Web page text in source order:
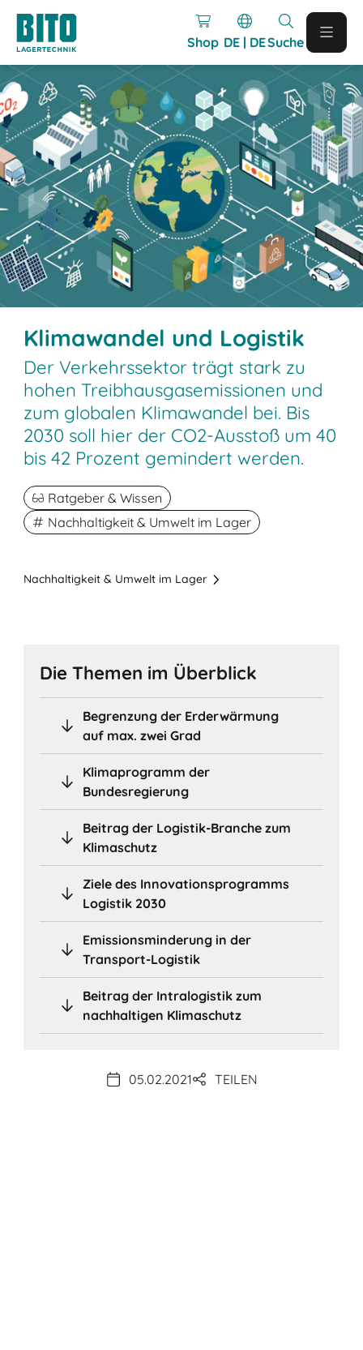
Shop DE | DESuche
Klimawandel und Logistik
Der Verkehrssektor trägt stark zu
hohen Treibhausgasemissionen und
zum globalen Klimawandel bei. Bis
2030 soll hier der CO2-Ausstoß um 40
bis 42 Prozent gemindert werden.
Ratgeber & Wissen
Nachhaltigkeit & Umwelt im Lager
Nachhaltigkeit & Umwelt im Lager
Die Themen im Überblick
Begrenzung der Erderwärmung
auf max. zwei Grad
Klimaprogramm der
Bundesregierung
Beitrag der Logistik-Branche zum
Klimaschutz
Ziele des Innovationsprogramms
Logistik 2030
Emissionsminderung in der
Transport-Logistik
Beitrag der Intralogistik zum
nachhaltigen Klimaschutz
05.02.2021 TEILEN